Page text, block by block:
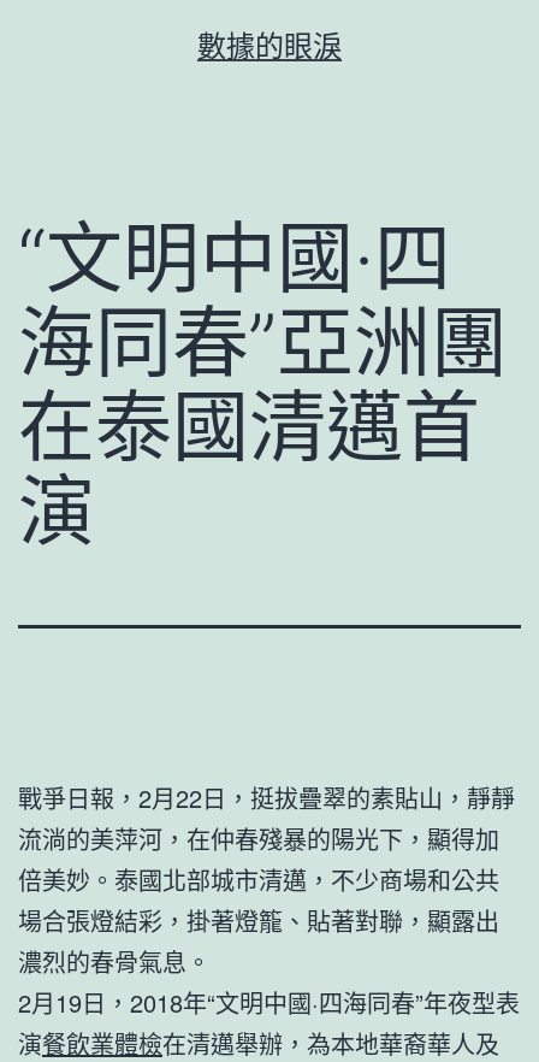
數據的眼淚
“文明中國·四
海同春”亞洲團
在泰國清邁首
演
戰爭日報，2月22日，挺拔疊翠的素貼山，靜靜
流淌的美萍河，在仲春殘暴的陽光下，顯得加
倍美妙。泰國北部城市清邁，不少商場和公共
場合張燈結彩，掛著燈籠、貼著對聯，顯露出
濃烈的春骨氣息。
2月19日，2018年“文明中國·四海同春”年夜型表
演餐飲業體檢在清邁舉辦，為本地華裔華人及